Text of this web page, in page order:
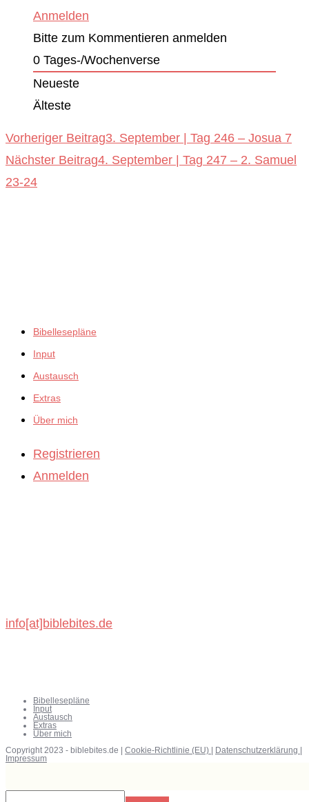
Anmelden
Bitte zum Kommentieren anmelden
0 Tages-/Wochenverse
Neueste
Älteste
Weitere
Artikel
Vorheriger Beitrag3. September | Tag 246 – Josua 7
Nächster Beitrag4. September | Tag 247 – 2. Samuel
23-24
Bibellesepläne
Input
Austausch
Extras
Über mich
Registrieren
Anmelden
info[at]biblebites.de
Bibellesepläne
Input
Austausch
Extras
Über mich
Copyright 2023 - biblebites.de | Cookie-Richtlinie (EU) | Datenschutzerklärung |
Impressum